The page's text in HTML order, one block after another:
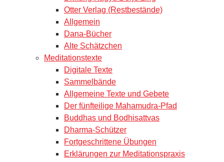
Otter Verlag (Restbestände)
Allgemein
Dana-Bücher
Alte Schätzchen
Meditationstexte
Digitale Texte
Sammelbände
Allgemeine Texte und Gebete
Der fünfteilige Mahamudra-Pfad
Buddhas und Bodhisattvas
Dharma-Schützer
Fortgeschrittene Übungen
Erklärungen zur Meditationspraxis